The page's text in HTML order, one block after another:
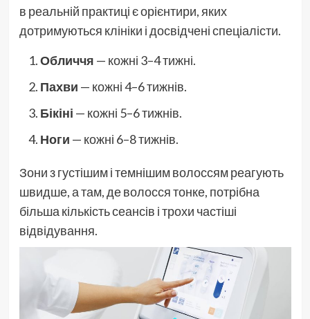
в реальній практиці є орієнтири, яких
дотримуються клініки і досвідчені спеціалісти.
Обличчя — кожні 3–4 тижні.
Пахви — кожні 4–6 тижнів.
Бікіні — кожні 5–6 тижнів.
Ноги — кожні 6–8 тижнів.
Зони з густішим і темнішим волоссям реагують
швидше, а там, де волосся тонке, потрібна
більша кількість сеансів і трохи частіші
відвідування.